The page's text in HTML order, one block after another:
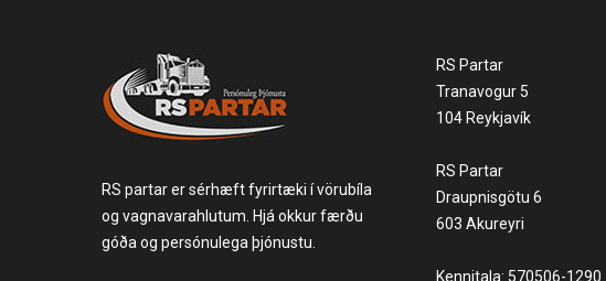
RS partar er sérhæft fyrirtæki í vörubíla
og vagnavarahlutum. Hjá okkur færðu
góða og persónulega þjónustu.
RS Partar
Tranavogur 5
104 Reykjavík
RS Partar
Draupnisgötu 6
603 Akureyri
Kennitala: 570506-1290